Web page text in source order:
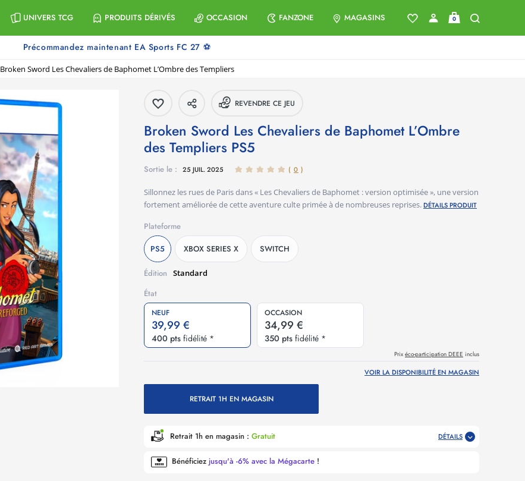
UNIVERS TCG PRODUITS DÉRIVÉS OCCASION FANZONE MAGASINS 0
Précommandez maintenant EA Sports FC 27 ⚽
Broken Sword Les Chevaliers de Baphomet L’Ombre des Templiers
REVENDRE CE JEU
Broken Sword Les Chevaliers de Baphomet L’Ombre
des Templiers PS5
Sortie le : 25 JUIL. 2025 ( 0 )
Sillonnez les rues de Paris dans « Les Chevaliers de Baphomet : version optimisée », une version
fortement améliorée de cette aventure culte primée à de nombreuses reprises.DÉTAILS PRODUIT
Édition Standard
Plateforme
PS5
XBOX SERIES X SWITCH
État
NEUF
39,99 €
400 pts fidélité *
OCCASION
34,99 €
350 pts fidélité *
Prix éco-participation DEEE inclus
VOIR LA DISPONIBILITÉ EN MAGASIN
RETRAIT 1H EN MAGASIN
Retrait 1h en magasin : Gratuit DÉTAILS
Bénéficiez jusqu'à -6% avec la Mégacarte !